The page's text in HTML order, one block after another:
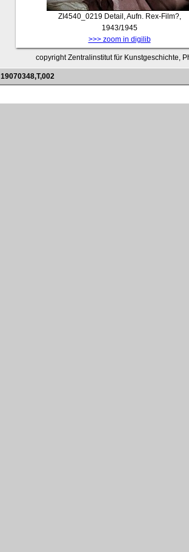
ZI4540_0219 Detail, Aufn. Rex-Film?,
1943/1945
>>> zoom in digilib
copyright Zentralinstitut für Kunstgeschichte,
19070348,T,002